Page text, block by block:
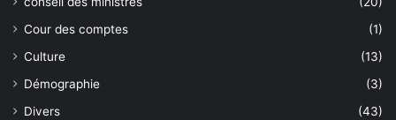
Cour des comptes
(1)
Culture
(13)
Démographie
(3)
Divers
(43)